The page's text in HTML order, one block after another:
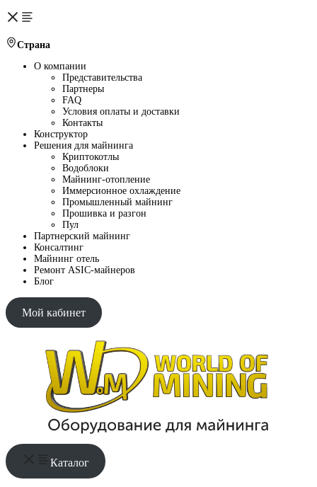
Страна
О компании
Представительства
Партнеры
FAQ
Условия оплаты и доставки
Контакты
Конструктор
Решения для майнинга
Криптокотлы
Водоблоки
Майнинг-отопление
Иммерсионное охлаждение
Промышленный майнинг
Прошивка и разгон
Пул
Партнерский майнинг
Консалтинг
Майнинг отель
Ремонт ASIC-майнеров
Блог
Мой кабинет
Каталог